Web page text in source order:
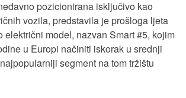
pozicionirana isključivo kao
vozila, predstavila je prošloga ljeta
električni model, nazvan Smart #5, kojim
u Europi načiniti iskorak u srednji
segment na tom tržištu